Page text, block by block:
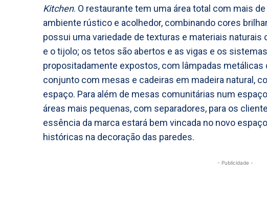
Kitchen. O restaurante tem uma área total com mais
ambiente rústico e acolhedor, combinando cores
possui uma variedade de texturas e materiais naturais
e o tijolo; os tetos são abertos e as vigas e os
propositadamente expostos, com lâmpadas metálicas
conjunto com mesas e cadeiras em madeira natural,
espaço. Para além de mesas comunitárias num
áreas mais pequenas, com separadores, para os
essência da marca estará bem vincada no novo
históricas na decoração das paredes.
- Publicidade -